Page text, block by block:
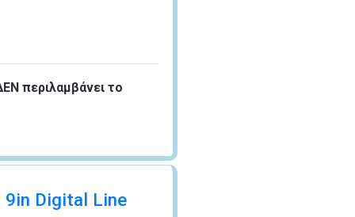
περιλαμβάνει το
9in Digital Line